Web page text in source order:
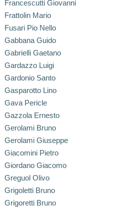
Francescutti Giovanni
Frattolin Mario
Fusari Pio Nello
Gabbana Guido
Gabrielli Gaetano
Gardazzo Luigi
Gardonio Santo
Gasparotto Lino
Gava Pericle
Gazzola Ernesto
Gerolami Bruno
Gerolami Giuseppe
Giacomini Pietro
Giordano Giacomo
Greguol Olivo
Grigoletti Bruno
Grigoretti Bruno